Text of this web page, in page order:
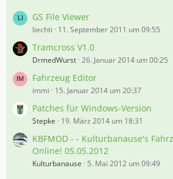
GS File Viewer
liechti 11. September 2011 um 09:55
Tramcross V1.0
DrmedWurst 26. Januar 2014 um 00:25
Fahrzeug Editor
immi 15. Januar 2014 um 20:37
Patches für Windows-Version
Stepke 19. März 2014 um 18:31
KBFMOD - - Kulturbanause's
Online! 05.05.2012
Kulturbanause 5. Mai 2012 um 09:49